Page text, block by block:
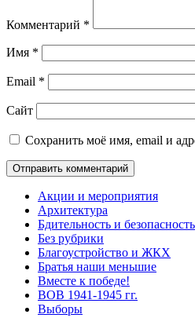
Комментарий *
Имя *
Email *
Сайт
Сохранить моё имя, email и
Акции и мероприятия
Архитектура
Бдительность и безопасность
Без рубрики
Благоустройство и ЖКХ
Братья наши меньшие
Вместе к победе!
ВОВ 1941-1945 гг.
Выборы